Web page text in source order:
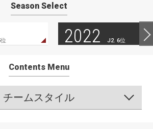
Season Select
2022 J2. 6位
Contents Menu
チームスタイル